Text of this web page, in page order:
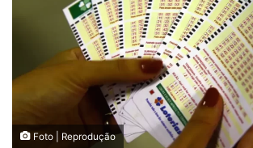
Foto | Reprodução